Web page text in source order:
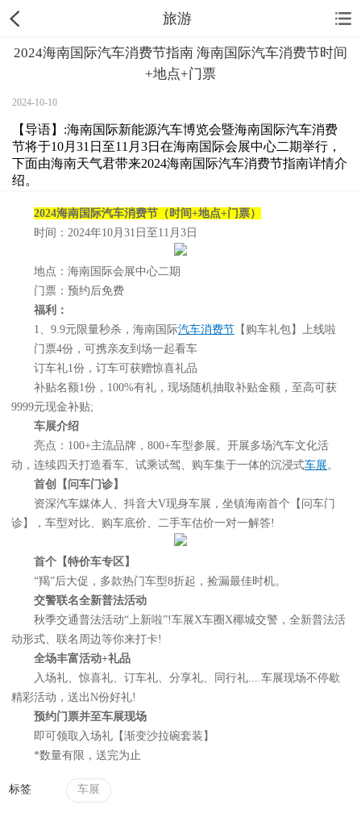
旅游
2024海南国际汽车消费节指南 海南国际汽车消费节时间
+地点+门票
2024-10-10
【导语】:海南国际新能源汽车博览会暨海南国际汽车消费
节将于10月31日至11月3日在海南国际会展中心二期举行，
下面由海南天气君带来2024海南国际汽车消费节指南详情介
绍。
2024海南国际汽车消费节（时间+地点+门票）
时间：2024年10月31日至11月3日
地点：海南国际会展中心二期
门票：预约后免费
福利：
1、9.9元限量秒杀，海南国际汽车消费节 【购车礼包】上线啦
门票4份，可携亲友到场一起看车
订车礼1份，订车可获赠惊喜礼品
补贴名额1份，100%有礼，现场随机抽取补贴金额，至高可获
9999元现金补贴;
车展介绍
亮点：100+主流品牌，800+车型参展。开展多场汽车文化活
动，连续四天打造看车、试乘试驾、购车集于一体的沉浸式车展。
首创【问车门诊】
资深汽车媒体人、抖音大V现身车展，坐镇海南首个【问车门
诊】，车型对比、购车底价、二手车估价一对一解答!
首个【特价车专区】
“羯”后大促，多款热门车型8折起，捡漏最佳时机。
交警联名全新普法活动
秋季交通普法活动“上新啦”!车展X车圈X椰城交警，全新普法活
动形式、联名周边等你来打卡!
全场丰富活动+礼品
入场礼、惊喜礼、订车礼、分享礼、同行礼....车展现场不停歇
精彩活动，送出N份好礼!
预约门票并至车展现场
即可领取入场礼【渐变沙拉碗套装】
*数量有限，送完为止
标签 车展